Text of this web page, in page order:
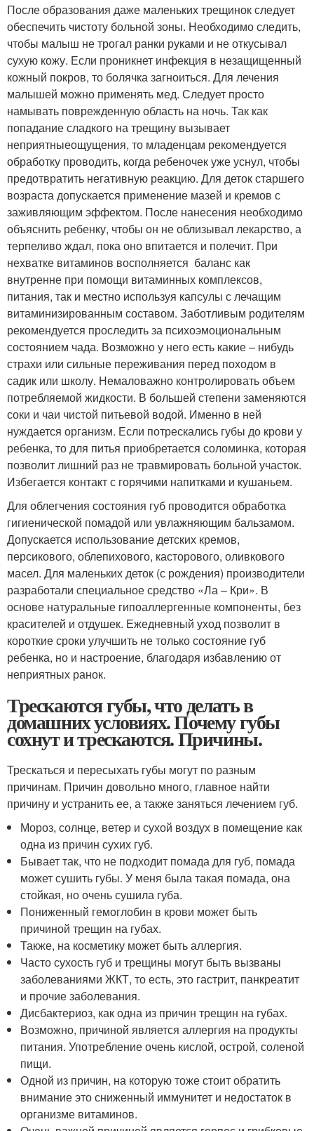
После образования даже маленьких трещинок следует
обеспечить чистоту больной зоны. Необходимо следить,
чтобы малыш не трогал ранки руками и не откусывал
сухую кожу. Если проникнет инфекция в незащищенный
кожный покров, то болячка загноиться. Для лечения
малышей можно применять мед. Следует просто
намывать поврежденную область на ночь. Так как
попадание сладкого на трещину вызывает
неприятныеощущения, то младенцам рекомендуется
обработку проводить, когда ребеночек уже уснул, чтобы
предотвратить негативную реакцию. Для деток старшего
возраста допускается применение мазей и кремов с
заживляющим эффектом. После нанесения необходимо
объяснить ребенку, чтобы он не облизывал лекарство, а
терпеливо ждал, пока оно впитается и полечит. При
нехватке витаминов восполняется баланс как
внутренне при помощи витаминных комплексов,
питания, так и местно используя капсулы с лечащим
витаминизированным составом. Заботливым родителям
рекомендуется проследить за психоэмоциональным
состоянием чада. Возможно у него есть какие – нибудь
страхи или сильные переживания перед походом в
садик или школу. Немаловажно контролировать объем
потребляемой жидкости. В большей степени заменяются
соки и чаи чистой питьевой водой. Именно в ней
нуждается организм. Если потрескались губы до крови у
ребенка, то для питья приобретается соломинка, которая
позволит лишний раз не травмировать больной участок.
Избегается контакт с горячими напитками и кушаньем.
Для облегчения состояния губ проводится обработка
гигиенической помадой или увлажняющим бальзамом.
Допускается использование детских кремов,
персикового, облепихового, касторового, оливкового
масел. Для маленьких деток (с рождения) производители
разработали специальное средство «Ла – Кри». В
основе натуральные гипоаллергенные компоненты, без
красителей и отдушек. Ежедневный уход позволит в
короткие сроки улучшить не только состояние губ
ребенка, но и настроение, благодаря избавлению от
неприятных ранок.
Трескаются губы, что делать в
домашних условиях. Почему губы
сохнут и трескаются. Причины.
Трескаться и пересыхать губы могут по разным
причинам. Причин довольно много, главное найти
причину и устранить ее, а также заняться лечением губ.
Мороз, солнце, ветер и сухой воздух в помещение как
одна из причин сухих губ.
Бывает так, что не подходит помада для губ, помада
может сушить губы. У меня была такая помада, она
стойкая, но очень сушила губа.
Пониженный гемоглобин в крови может быть
причиной трещин на губах.
Также, на косметику может быть аллергия.
Часто сухость губ и трещины могут быть вызваны
заболеваниями ЖКТ, то есть, это гастрит, панкреатит
и прочие заболевания.
Дисбактериоз, как одна из причин трещин на губах.
Возможно, причиной является аллергия на продукты
питания. Употребление очень кислой, острой, соленой
пищи.
Одной из причин, на которую тоже стоит обратить
внимание это сниженный иммунитет и недостаток в
организме витаминов.